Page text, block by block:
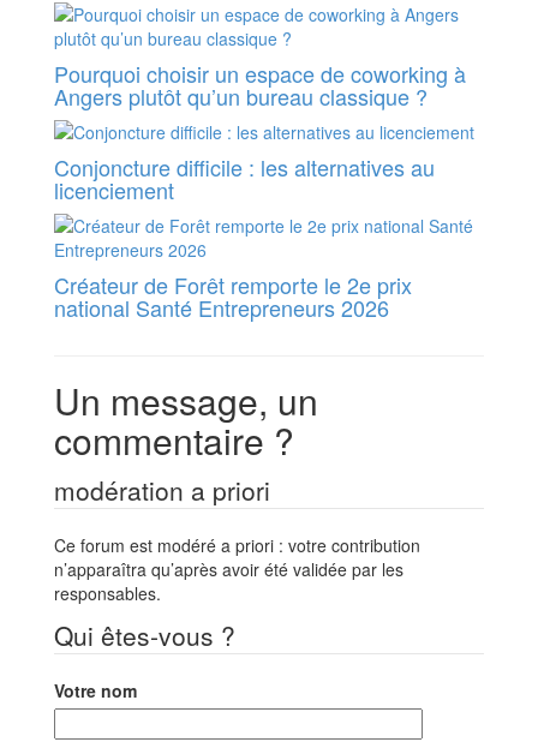
Pourquoi choisir un espace de coworking à
Angers plutôt qu’un bureau classique ?
Conjoncture difficile : les alternatives au
licenciement
Créateur de Forêt remporte le 2e prix
national Santé Entrepreneurs 2026
Un message, un
commentaire ?
modération a priori
Ce forum est modéré a priori : votre contribution
n’apparaîtra qu’après avoir été validée par les
responsables.
Qui êtes-vous ?
Votre nom